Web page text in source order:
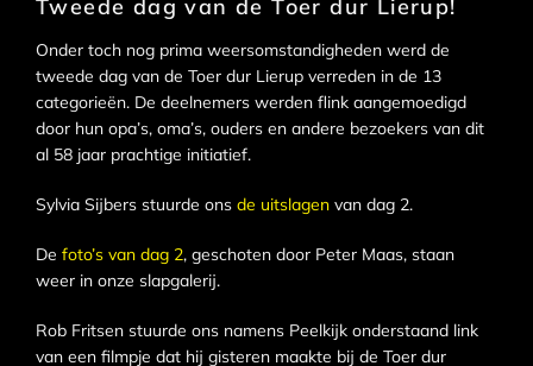
Tweede dag van de Toer dur Lierup!
Onder toch nog prima weersomstandigheden werd de
tweede dag van de Toer dur Lierup verreden in de 13
categorieën. De deelnemers werden flink aangemoedigd
door hun opa’s, oma’s, ouders en andere bezoekers van dit
al 58 jaar prachtige initiatief.
Sylvia Sijbers stuurde ons de uitslagen van dag 2.
De foto’s van dag 2, geschoten door Peter Maas, staan
weer in onze slapgalerij.
Rob Fritsen stuurde ons namens Peelkijk onderstaand link
van een filmpje dat hij gisteren maakte bij de Toer dur